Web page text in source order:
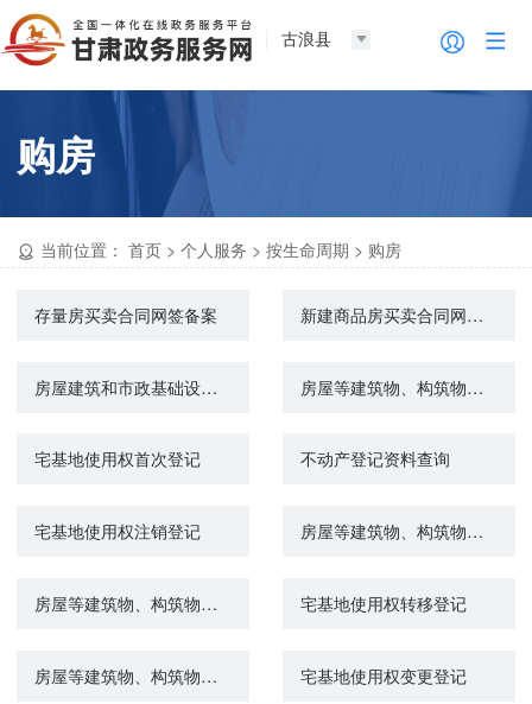
古浪县
购房
当前位置： 首页 >个人服务 >按生命周期 > 购房
存量房买卖合同网签备案 新建商品房买卖合同网签备案
房屋建筑和市政基础设施工程竣工验收备案 房屋等建筑物、构筑物所有权首次登记
宅基地使用权首次登记 不动产登记资料查询
宅基地使用权注销登记 房屋等建筑物、构筑物所有权注销登记
房屋等建筑物、构筑物所有权变更登记 宅基地使用权转移登记
房屋等建筑物、构筑物所有权转移登记 宅基地使用权变更登记